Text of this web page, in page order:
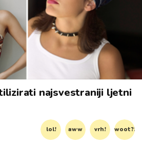
najsvestraniji ljetni
lol! aww vrh! woot?!